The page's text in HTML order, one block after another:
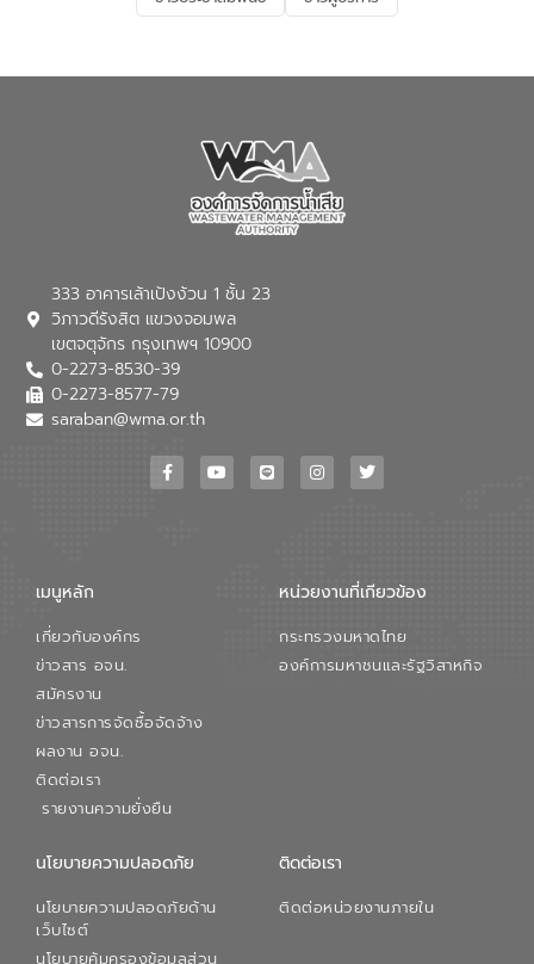
เกี่ยวกับสาเหตุและผลกระทบของน้ำเสีย
ณ เทศบาลตำบลบางเลน จังหวัดนครปฐม
333 อาคารเล้าเป้งง้วน 1 ชั้น 23
วิภาวดีรังสิต แขวงจอมพล
เขตจตุจักร กรุงเทพฯ 10900
0-2273-8530-39
0-2273-8577-79
saraban@wma.or.th
เมนูหลัก
เกี่ยวกับองค์กร
ข่าวสาร อจน.
สมัครงาน
ข่าวสารการจัดซื้อจัดจ้าง
ผลงาน อจน.
ติดต่อเรา
รายงานความยั่งยืน
หน่วยงานที่เกียวข้อง
กระทรวงมหาดไทย
องค์การมหาชนและรัฐวิสาหกิจ
นโยบายความปลอดภัย
นโยบายความปลอดภัยด้าน
เว็บไซต์
นโยบายคุ้มครองข้อมูลส่วน
ติดต่อเรา
ติดต่อหน่วยงานภายใน